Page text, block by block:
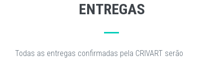
ENTREGAS
Todas as entregas confirmadas pela CRIVART serão